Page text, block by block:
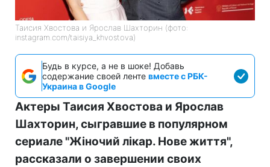
Таисия Хвостова и Ярослав Шахторин (фото:
instagram.com/taisiya_khvostova)
Будь в курсе, а не в шоке! Добавь
содержание своей ленте вместе с РБК-
Украина в Google
Актеры Таисия Хвостова и Ярослав
Шахторин, сыгравшие в популярном
сериале "Жіночий лікар. Нове життя",
рассказали о завершении своих